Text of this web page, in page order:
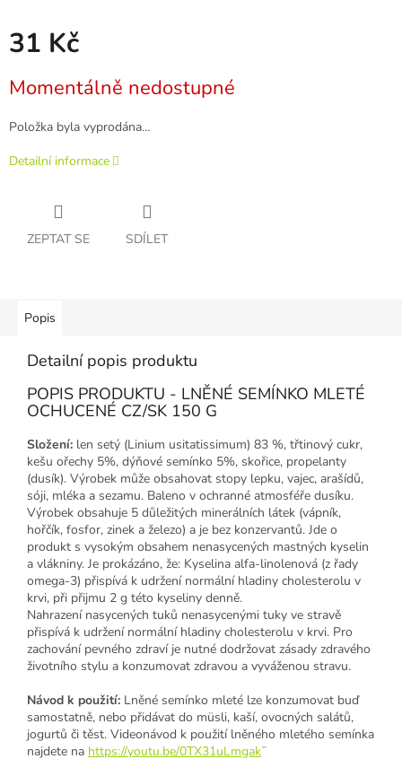
31 Kč
cena:
Momentálně nedostupné
Položka byla vyprodána…
Detailní informace
ZEPTAT SE SDÍLET
Popis
Detailní popis produktu
POPIS PRODUKTU - LNĚNÉ SEMÍNKO MLETÉ
OCHUCENÉ CZ/SK 150 G
Složení: len setý (Linium usitatissimum) 83 %, třtinový cukr,
kešu ořechy 5%, dýňové semínko 5%, skořice, propelanty
(dusík). Výrobek může obsahovat stopy lepku, vajec, arašídů,
sóji, mléka a sezamu. Baleno v ochranné atmosféře dusíku.
Výrobek obsahuje 5 důležitých minerálních látek (vápník,
hořčík, fosfor, zinek a železo) a je bez konzervantů. Jde o
produkt s vysokým obsahem nenasycených mastných kyselin
a vlákniny. Je prokázáno, že: Kyselina alfa-linolenová (z řady
omega-3) přispívá k udržení normální hladiny cholesterolu v
krvi, při přijmu 2 g této kyseliny denně.
Nahrazení nasycených tuků nenasycenými tuky ve stravě
přispívá k udržení normální hladiny cholesterolu v krvi. Pro
zachování pevného zdraví je nutné dodržovat zásady zdravého
životního stylu a konzumovat zdravou a vyváženou stravu.
Návod k použití: Lněné semínko mleté lze konzumovat buď
samostatně, nebo přidávat do müsli, kaší, ovocných salátů,
jogurtů či těst. Videonávod k použití lněného mletého semínka
najdete na https://youtu.be/0TX31uLmgak¨